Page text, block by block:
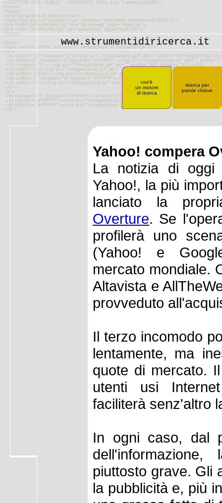
www.strumentidiricerca.it
cos'è
un motore
di ricerca
ricerca per
parole chiave
Yahoo! compera
La notizia di oggi
Yahoo!, la più
lanciato la
Overture. Se
profilerà uno
(Yahoo! e
mercato mondiale.
Altavista e
provveduto
Il terzo incomodo
lentamente, ma
quote di mercato.
utenti usi
faciliterà senz'altro
In ogni caso, dal
piuttosto grave. Gli
la pubblicità e, più